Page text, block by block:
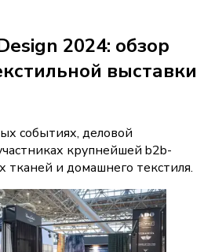
2024: обзор
выставки
событиях, деловой
крупнейшей b2b-
и домашнего текстиля.